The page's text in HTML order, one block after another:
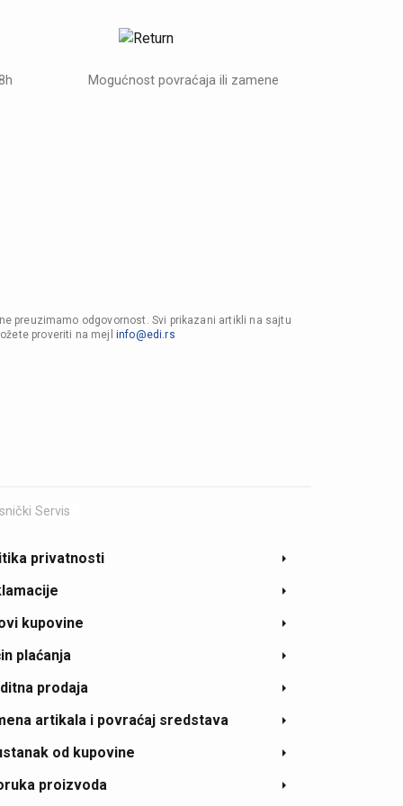
Mogućnost povraćaja ili zamene
preuzimamo odgovornost. Svi prikazani artikli na sajtu
proveriti na mejl info@edi.rs
Servis
privatnosti
kupovine
plaćanja
prodaja
artikala i povraćaj sredstava
od kupovine
proizvoda